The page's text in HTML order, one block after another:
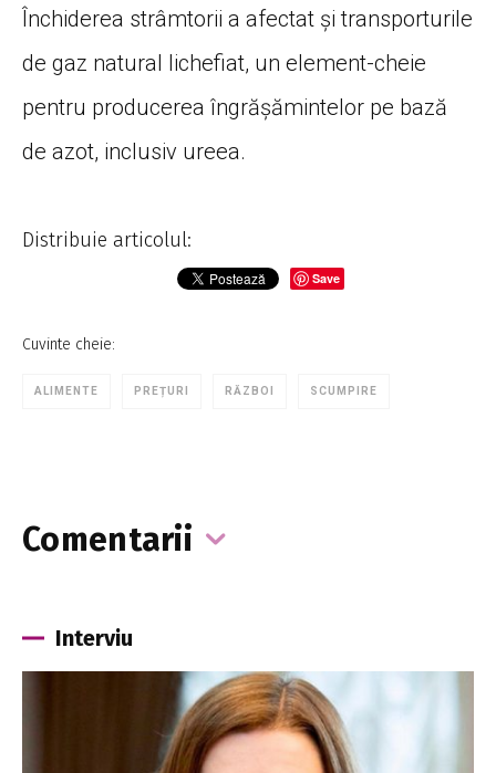
Închiderea strâmtorii a afectat și transporturile
de gaz natural lichefiat, un element-cheie
pentru producerea îngrășămintelor pe bază
de azot, inclusiv ureea.
Distribuie articolul:
Save
Cuvinte cheie:
ALIMENTE PREȚURI RĂZBOI SCUMPIRE
Comentarii
Interviu